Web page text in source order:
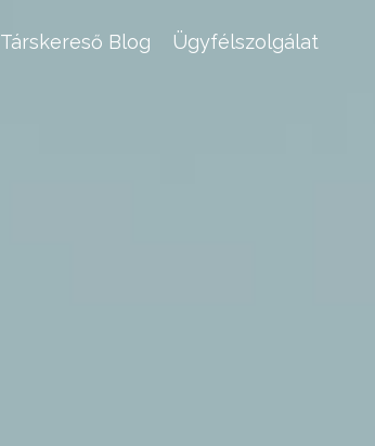
Társkereső Blog Ügyfélszolgálat